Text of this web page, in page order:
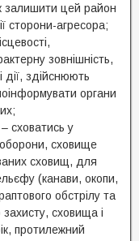
залишити цей район
сторони-агресора;
зовнішність,
дії, здійснюють
органи
сховатись у
оборони, сховище
сховищ, для
(канави, окопи,
обстрілу та
захисту, сховища і
протилежний